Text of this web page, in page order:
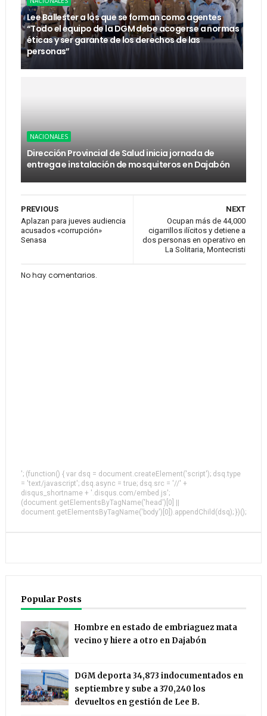
Lee Ballester a los que se forman como agentes
“Todo el equipo de la DGM debe acogerse a normas
éticas y ser garante de los derechos de las
personas”
NACIONALES
Dirección Provincial de Salud inicia jornada de
entrega e instalación de mosquiteros en Dajabón
NEXT
Ocupan más de 44,000
cigarrillos ilícitos y detiene a
dos personas en operativo en
La Solitaria, Montecristi
PREVIOUS
Aplazan para jueves audiencia
acusados «corrupción»
Senasa
No hay comentarios.
'; (function() { var dsq = document.createElement('script'); dsq.type
= 'text/javascript'; dsq.async = true; dsq.src = '//' +
disqus_shortname + '.disqus.com/embed.js';
(document.getElementsByTagName('head')[0] ||
document.getElementsByTagName('body')[0]).appendChild(dsq); })();
Popular Posts
Hombre en estado de embriaguez mata
vecino y hiere a otro en Dajabón
DGM deporta 34,873 indocumentados en
septiembre y sube a 370,240 los
devueltos en gestión de Lee B.